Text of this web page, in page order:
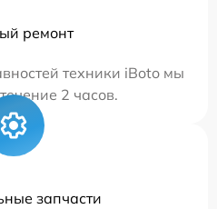
ремонт
техники iBoto мы
2 часов.
запчасти